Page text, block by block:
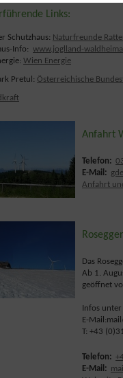
Links:
Schutzhaus: Naturfreunde
Info: www.joglland-
Wien Energie
Pretul: Österreichische
Anfahrt
Telefon:
E-Mail:
Anfahrt
Das
Ab 1.
geöffnet
Infos
E-
T: +43
Telefon:
E-Mail: